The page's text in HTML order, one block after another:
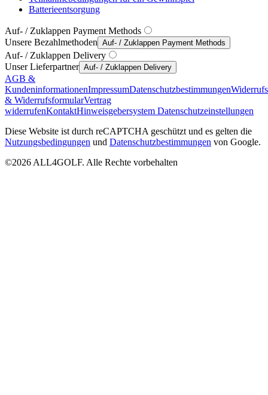
Batterieentsorgung
Auf- / Zuklappen Payment Methods
Unsere Bezahlmethoden Auf- / Zuklappen Payment Methods
Auf- / Zuklappen Delivery
Unser Lieferpartner Auf- / Zuklappen Delivery
AGB &
KundeninformationenImpressumDatenschutzbestimmungen
& WiderrufsformularVertrag
widerrufenKontaktHinweisgebersystem Datenschutzeinstellungen
Diese Website ist durch reCAPTCHA geschützt und es gelten die
Nutzungsbedingungen und Datenschutzbestimmungen von Google.
©2026 ALL4GOLF. Alle Rechte vorbehalten